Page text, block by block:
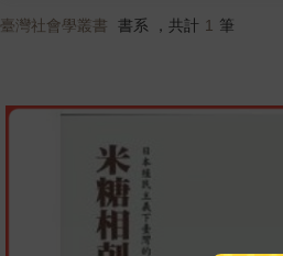
臺灣社會學叢書 書系 ，共計 1 筆